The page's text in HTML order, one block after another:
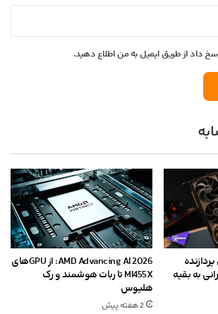
داد از طریق ایمیل به من اطلاع دهید.
به بقیه
AMD Advancing AI 2026: از GPU‌های
MI455X تا ربات هوشمند و رک
هلیوس
2 هفته پیش